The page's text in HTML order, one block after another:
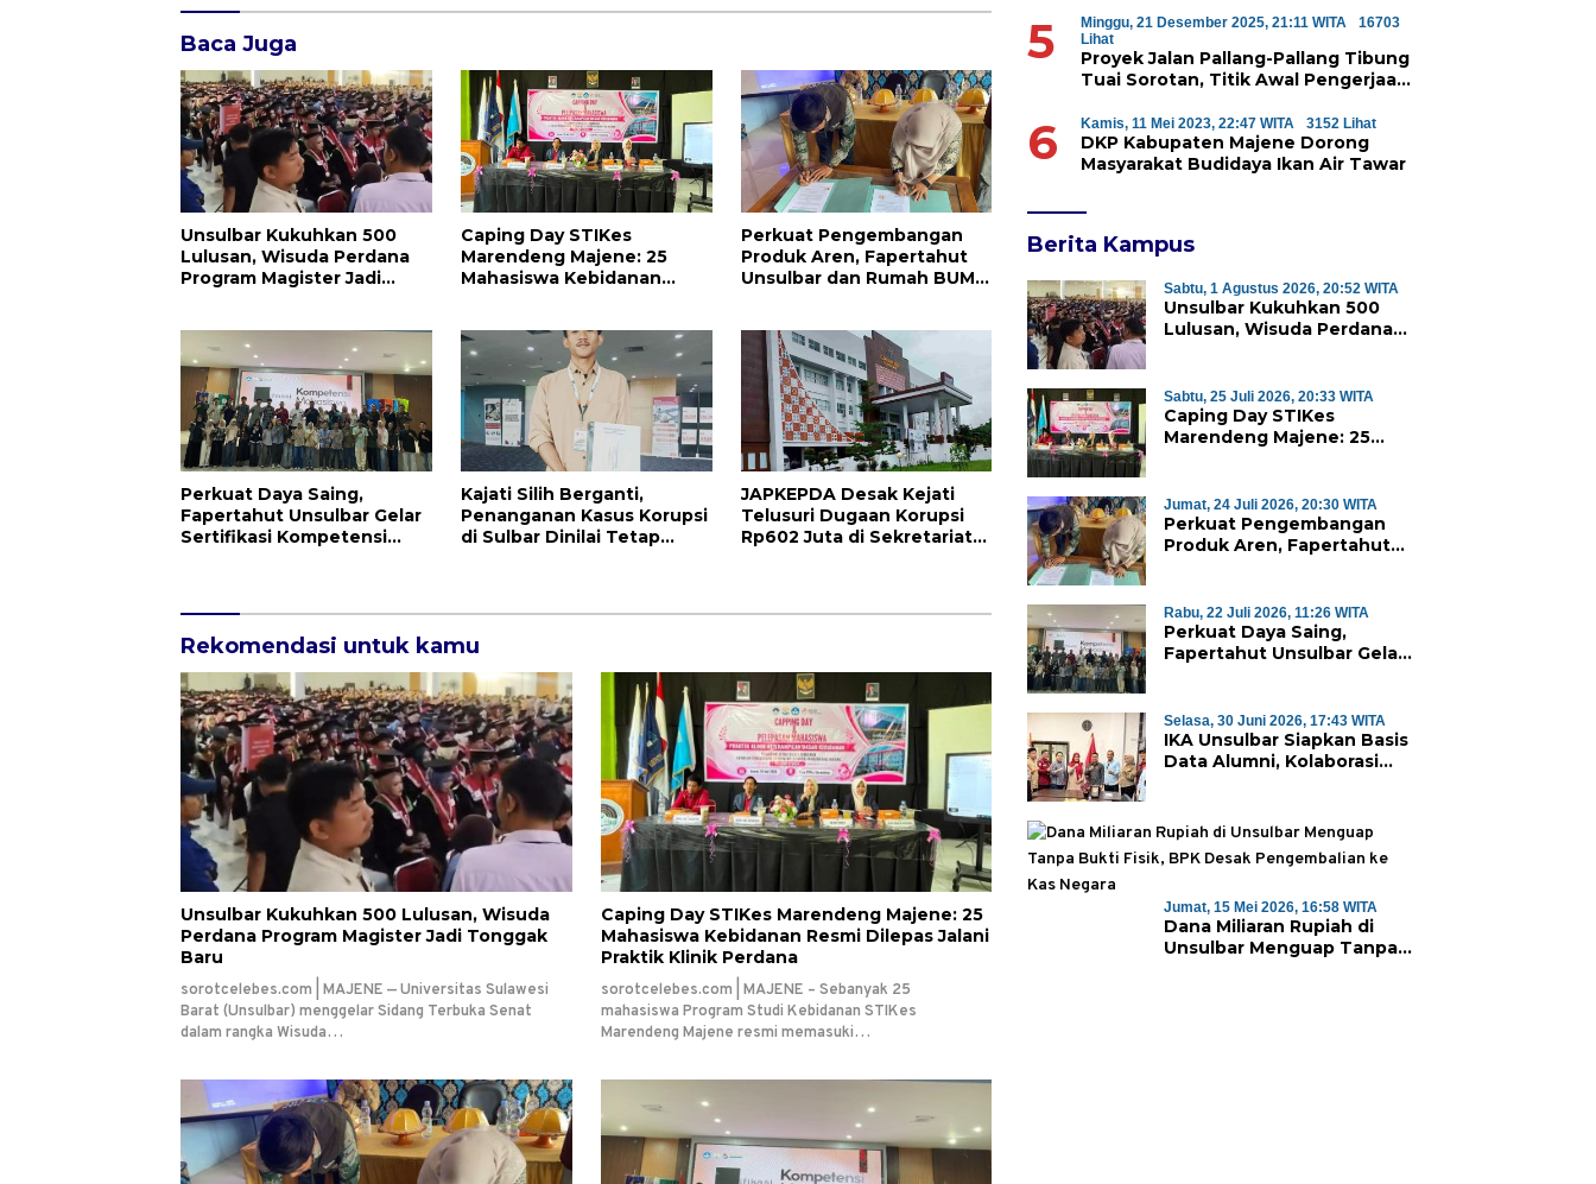
Baca Juga
Unsulbar Kukuhkan 500
Lulusan, Wisuda Perdana
Program Magister Jadi
Caping Day STIKes
Marendeng Majene: 25
Mahasiswa Kebidanan
Perkuat Pengembangan
Produk Aren, Fapertahut
Unsulbar dan Rumah BUMN
Perkuat Daya Saing,
Fapertahut Unsulbar Gelar
Sertifikasi Kompetensi
Kajati Silih Berganti,
Penanganan Kasus Korupsi
di Sulbar Dinilai Tetap
JAPKEPDA Desak Kejati
Telusuri Dugaan Korupsi
Rp602 Juta di Sekretariat
Rekomendasi untuk kamu
Unsulbar Kukuhkan 500 Lulusan, Wisuda
Perdana Program Magister Jadi Tonggak
Baru
sorotcelebes.com | MAJENE — Universitas Sulawesi
Barat (Unsulbar) menggelar Sidang Terbuka Senat
dalam rangka Wisuda…
Caping Day STIKes Marendeng Majene: 25
Mahasiswa Kebidanan Resmi Dilepas Jalani
Praktik Klinik Perdana
sorotcelebes.com | MAJENE – Sebanyak 25
mahasiswa Program Studi Kebidanan STIKes
Marendeng Majene resmi memasuki…
5 Minggu, 21 Desember 2025, 21:11 WITA
16703
Lihat
Proyek Jalan Pallang-Pallang Tibung
Tuai Sorotan, Titik Awal Pengerjaan
6 Kamis, 11 Mei 2023, 22:47 WITA 3152 Lihat
DKP Kabupaten Majene Dorong
Masyarakat Budidaya Ikan Air Tawar
Berita Kampus
Sabtu, 1 Agustus 2026, 20:52 WITA
Unsulbar Kukuhkan 500
Lulusan, Wisuda Perdana
Sabtu, 25 Juli 2026, 20:33 WITA
Caping Day STIKes
Marendeng Majene: 25
Klinik Perdana
Jumat, 24 Juli 2026, 20:30 WITA
Perkuat Pengembangan
Produk Aren, Fapertahut
Desa Saragian
Rabu, 22 Juli 2026, 11:26 WITA
Perkuat Daya Saing,
Fapertahut Unsulbar Gelar
Selasa, 30 Juni 2026, 17:43 WITA
IKA Unsulbar Siapkan Basis
Data Alumni, Kolaborasi
Jumat, 15 Mei 2026, 16:58 WITA
Dana Miliaran Rupiah di
Unsulbar Menguap Tanpa